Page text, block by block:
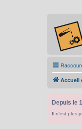
Accueil
Depuis le
Il n'est plus